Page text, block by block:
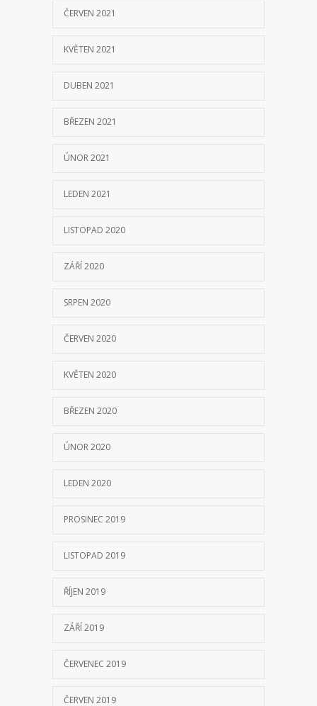
ČERVEN 2021
KVĚTEN 2021
DUBEN 2021
BŘEZEN 2021
ÚNOR 2021
LEDEN 2021
LISTOPAD 2020
ZÁŘÍ 2020
SRPEN 2020
ČERVEN 2020
KVĚTEN 2020
BŘEZEN 2020
ÚNOR 2020
LEDEN 2020
PROSINEC 2019
LISTOPAD 2019
ŘÍJEN 2019
ZÁŘÍ 2019
ČERVENEC 2019
ČERVEN 2019